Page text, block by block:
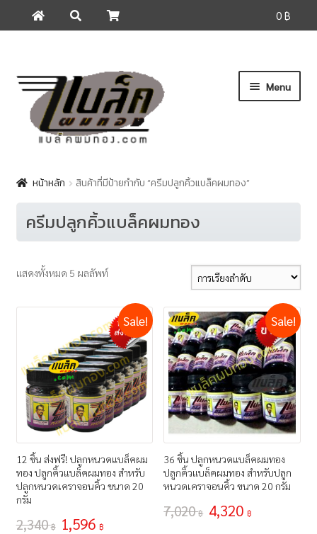
0 ฿
Skip
navigation
Skip
content
Menu
ดูสินค้า
แจ้งการโอนเงิน
เกี่ยวกับแบล็คผมทอง
หน้าหลัก สินค้าที่มีป้ายกำกับ “ครีมปลูกคิ้วแบล็คผมทอง”
ครีมปลูกคิ้วแบล็คผมทอง
แสดงทั้งหมด 5 ผลลัพท์
12 ชิ้น ส่งฟรี! ปลูกหนวดแบล็คผม
ทอง ปลูกคิ้วแบล็คผมทอง สำหรับ
ปลูกหนวดเคราจอนคิ้ว ขนาด 20
กรัม
Sale!
2,340฿ 1,596 ฿
36 ชิ้น ปลูกหนวดแบล็คผมทอง
ปลูกคิ้วแบล็คผมทอง สำหรับปลูก
หนวดเคราจอนคิ้ว ขนาด 20 กรัม
Sale!
7,020฿ 4,320 ฿